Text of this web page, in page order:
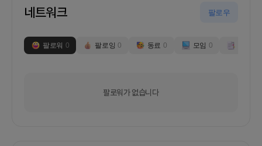
네트워크 팔로우
팔로워 0 팔로잉 0 동료 0 모임 0
팔로워가 없습니다